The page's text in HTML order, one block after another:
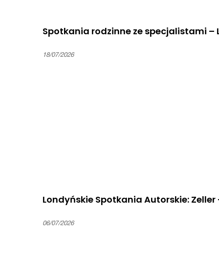
Spotkania rodzinne ze specjalistami –
18/07/2026
Londyńskie Spotkania Autorskie: Zeller
06/07/2026